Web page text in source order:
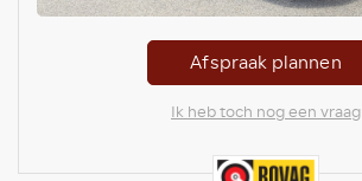
Afspraak plannen
Ik heb toch nog een vraag